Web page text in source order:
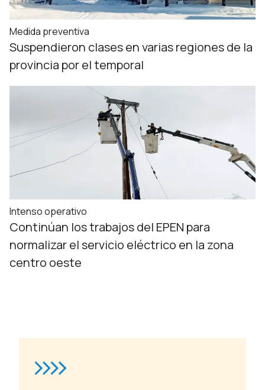
Medida preventiva
Suspendieron clases en varias regiones de la
provincia por el temporal
Intenso operativo
Continúan los trabajos del EPEN para
normalizar el servicio eléctrico en la zona
centro oeste